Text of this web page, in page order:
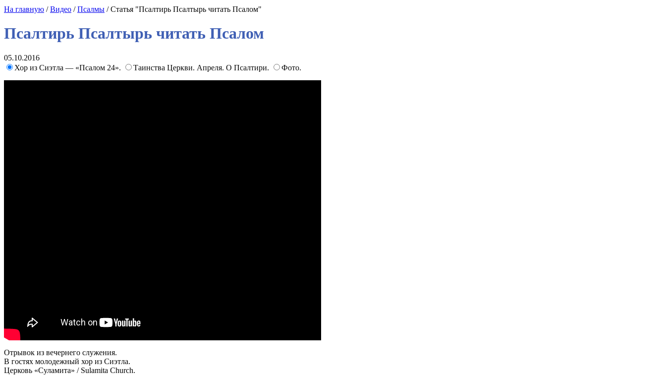
На главную /Видео /Псалмы / Статья "Псалтирь Псалтырь читать Псалом"
Псалтирь Псалтырь читать Псалом
05.10.2016
Хор из Сиэтла — «Псалом 24».
Таинства Церкви. Апреля. О Псалтири. Фото.
Отрывок из вечернего служения.
В гостях молодежный хор из Сиэтла.
Церковь «Суламита» / Sulamita Church.